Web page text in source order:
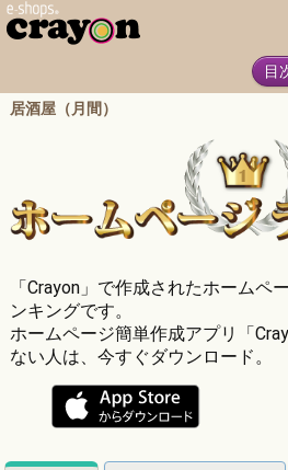
目
居酒屋（月間）
「Crayon」で作成されたホームペ
ンキングです。
ホームページ簡単作成アプリ「
ない人は、今すぐダウンロード。